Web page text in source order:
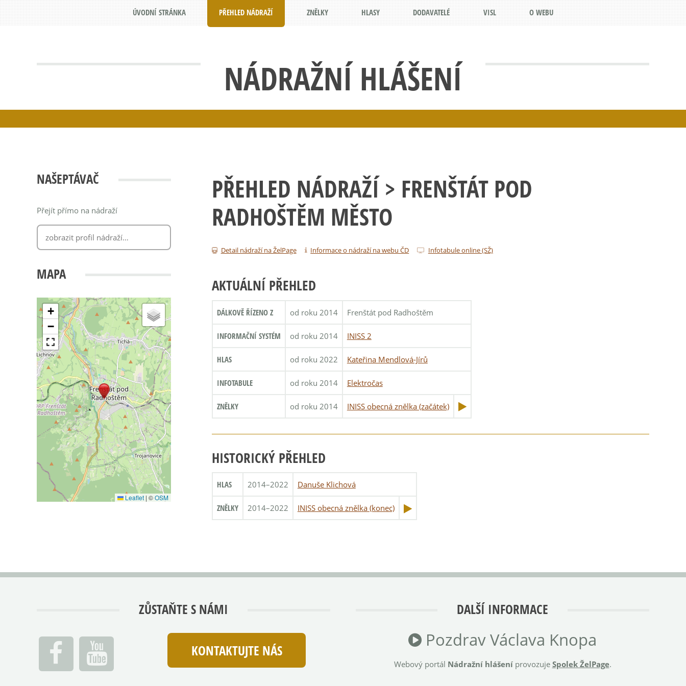
NÁDRAŽNÍ HLÁŠENÍ
ÚVODNÍ STRÁNKA PŘEHLED NÁDRAŽÍ ZNĚLKY HLASY DODAVATELÉ VISL O WEBU
NAŠEPTÁVAČ
Přejít přímo na nádraží
MAPA
+
−
Leaflet | ©OSM
PŘEHLED NÁDRAŽÍ > FRENŠTÁT POD
RADHOŠTĚM MĚSTO
Detail nádraží na ŽelPage Informace o nádraží na webu ČD Infotabule online (SŽ)
AKTUÁLNÍ PŘEHLED
DÁLKOVĚ ŘÍZENO Z od roku 2014 Frenštát pod Radhoštěm
INFORMAČNÍ SYSTÉM od roku 2014 INISS 2
HLAS od roku 2022 Kateřina Mendlová-Jírů
INFOTABULE od roku 2014 Elektročas
ZNĚLKY od roku 2014 INISS obecná znělka (začátek)
HISTORICKÝ PŘEHLED
HLAS 2014–2022 Danuše Klichová
ZNĚLKY 2014–2022 INISS obecná znělka (konec)
ZŮSTAŇTE S NÁMI
KONTAKTUJTE NÁS
DALŠÍ INFORMACE
Pozdrav Václava Knopa
Webový portál Nádražní hlášeníprovozuje Spolek ŽelPage.